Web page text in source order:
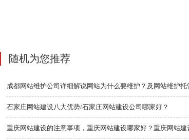
随机为您推荐
成都网站维护公司详细解说网站为什么要维护？及网站维护托
石家庄网站建设八大优势/石家庄网站建设公司哪家好？
重庆网站建设的注意事项，重庆网站建设哪家好？重庆网站